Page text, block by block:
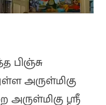
பிஞ்சு
அருள்மிகு
அருள்மிகு ஸ்ரீ